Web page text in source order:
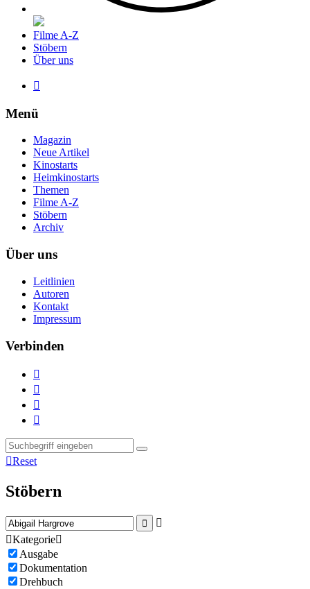
Filme A-Z
Stöbern
Über uns

Menü
Magazin
Neue Artikel
Kinostarts
Heimkinostarts
Themen
Filme A-Z
Stöbern
Archiv
Über uns
Leitlinien
Autoren
Kontakt
Impressum
Verbinden




Reset
Stöbern


Kategorie
Ausgabe
Dokumentation
Drehbuch